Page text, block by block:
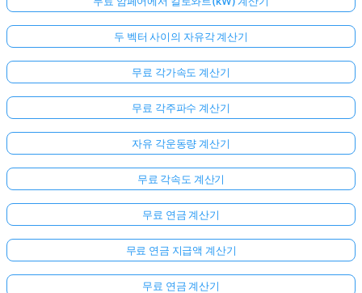
두 벡터 사이의 자유각 계산기
무료 각가속도 계산기
무료 각주파수 계산기
자유 각운동량 계산기
무료 각속도 계산기
무료 연금 계산기
무료 연금 지급액 계산기
무료 연금 계산기